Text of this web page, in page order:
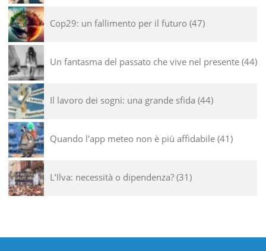
Cop29: un fallimento per il futuro 47
Un fantasma del passato che vive nel presente 44
Il lavoro dei sogni: una grande sfida 44
Quando l'app meteo non è più affidabile 41
L’Ilva: necessità o dipendenza? 31